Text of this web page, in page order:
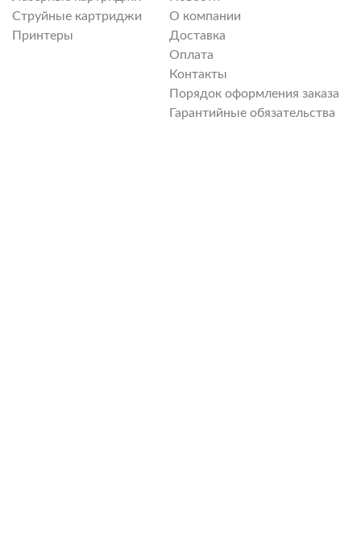
Струйные картриджи
Принтеры
О компании
Доставка
Оплата
Контакты
Порядок оформления заказа
Гарантийные обязательства